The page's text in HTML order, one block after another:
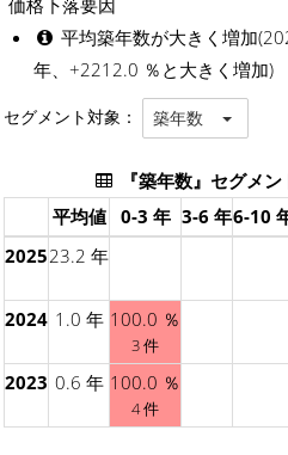
価格下落要因
平均築年数が大きく増加
年、+2212.0 ％と大きく増加)
セグメント対象： 築年数
『築年数』セグメ
平均値
0-3 年 3-6 年6-10
202523.2 年
2024 1.0 年 100.0 ％
3 件
2023 0.6 年 100.0 ％
4 件